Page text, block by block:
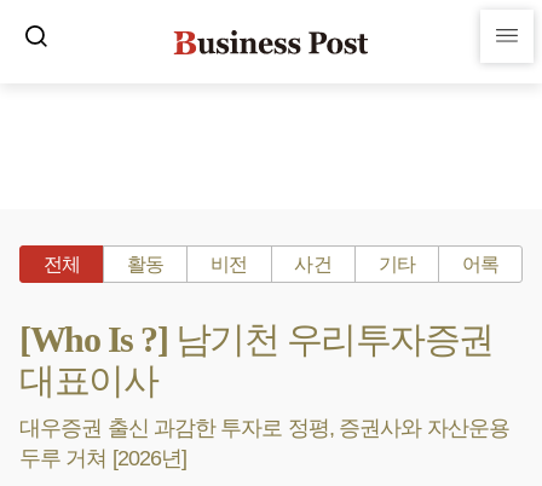
전체 활동 비전 사건 기타 어록
[Who Is ?] 남기천 우리투자증권
대표이사
대우증권 출신 과감한 투자로 정평, 증권사와 자산운용
두루 거쳐 [2026년]